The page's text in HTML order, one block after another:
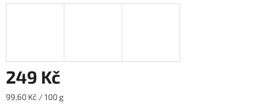
249 Kč
Měrná
99,60 Kč / 100 g